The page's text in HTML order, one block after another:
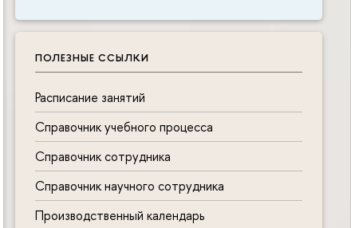
ПОЛЕЗНЫЕ ССЫЛКИ
Расписание занятий
Справочник учебного процесса
Справочник сотрудника
Справочник научного сотрудника
Производственный календарь